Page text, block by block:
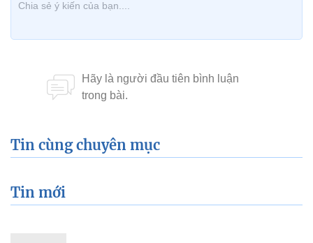
Tin cùng chuyên mục
Tin mới